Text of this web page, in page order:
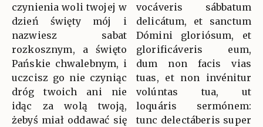
czynienia woli twojej w
dzień święty mój i
nazwiesz sabat
rozkosznym, a święto
Pańskie chwalebnym, i
uczcisz go nie czyniąc
dróg twoich ani nie
idąc za wolą twoją,
żebyś miał oddawać się
vocáveris sábbatum
delicátum, et sanctum
Dómini gloriósum, et
glorificáveris eum,
dum non facis vias
tuas, et non invénitur
volúntas tua, ut
loquáris sermónem:
tunc delectáberis super